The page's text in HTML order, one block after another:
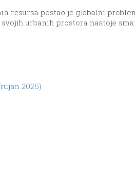
postao je globalni
urbanih prostora nastoje
2025)